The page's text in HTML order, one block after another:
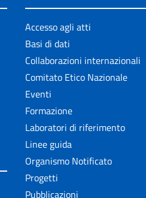
Accesso agli atti
Basi di dati
Collaborazioni internazionali
Comitato Etico Nazionale
Eventi
Formazione
Laboratori di riferimento
Linee guida
Organismo Notificato
Progetti
Pubblicazioni